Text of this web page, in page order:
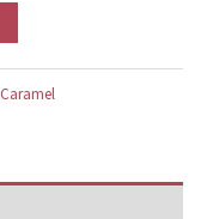
Caramel